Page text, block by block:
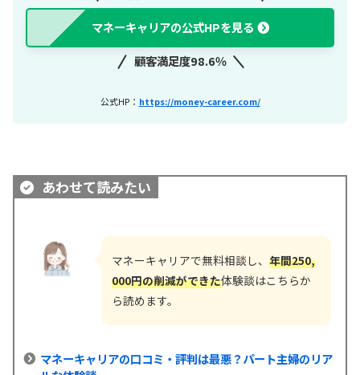
マネーキャリアの公式HPを見る
顧客満足度98.6％
公式HP： https://money-career.com/
あわせて読みたい
マネーキャリアで無料相談し、 年間250,
000円の削減ができた体験談はこちらか
ら読めます。
マネーキャリアの口コミ・評判は最悪？パート主婦のリア